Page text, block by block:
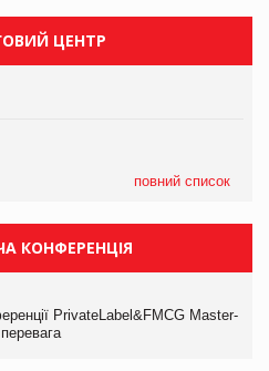
ЦЕНТР
повний список
КОНФЕРЕНЦІЯ
PrivateLabel&FMCG Master-